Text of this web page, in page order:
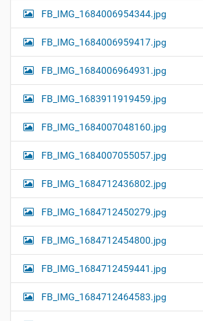
FB_IMG_1684006954344.jpg
FB_IMG_1684006959417.jpg
FB_IMG_1684006964931.jpg
FB_IMG_1683911919459.jpg
FB_IMG_1684007048160.jpg
FB_IMG_1684007055057.jpg
FB_IMG_1684712436802.jpg
FB_IMG_1684712450279.jpg
FB_IMG_1684712454800.jpg
FB_IMG_1684712459441.jpg
FB_IMG_1684712464583.jpg